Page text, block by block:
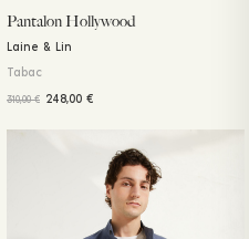
Pantalon Hollywood
Laine & Lin
Tabac
310,00€ 248,00 €